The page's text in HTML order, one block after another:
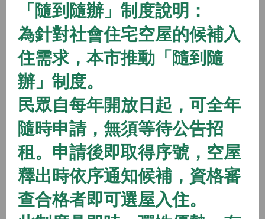
開放中 隨到隨辦 住宅
(115年隨到隨辦)八德一號社會住宅
2026/01/01 08:00 ~
開放中 隨到隨辦
(115年隨到隨辦)八德二號社會住宅
2026/01/01 08:00 ~
開放中 隨到隨辦 住宅
(115年隨到隨辦)八德三號社會住宅
2026/01/01 08:00 ~
「隨到隨辦」制度說明：
為針對社會住宅空屋的候補入
住需求，本市推動「隨到隨
辦」制度。
民眾自每年開放日起，可全年
隨時申請，無須等待公告招
租。申請後即取得序號，空屋
釋出時依序通知候補，資格審
查合格者即可選屋入住。